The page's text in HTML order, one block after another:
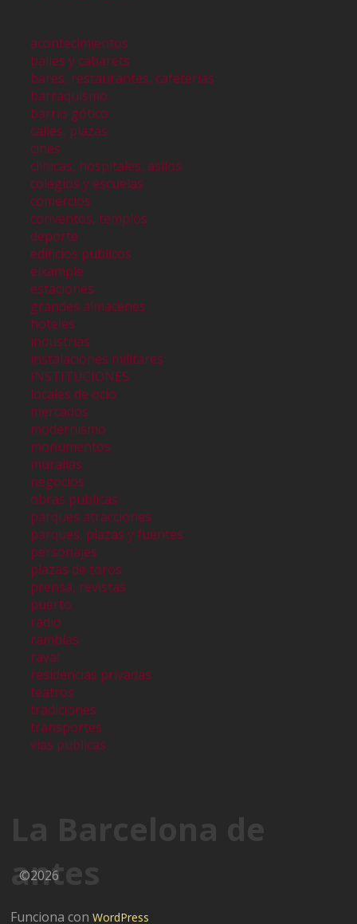
acontecimientos
bailes y cabarets
bares, restaurantes, cafeterías
barraquismo
barrio gótico
calles, plazas
cines
clinicas, hospitales, asilos
colegios y escuelas
comercios
conventos, templos
deporte
edificios publicos
eixample
estaciones
grandes almacenes
hoteles
industrias
instalaciones militares
INSTITUCIONES
locales de ocio
mercados
modernismo
monumentos
murallas
negocios
obras públicas
parques atracciones
parques, plazas y fuentes
personajes
plazas de toros
prensa, revistas
puerto
radio
ramblas
raval
residencias privadas
teatros
tradiciones
transportes
vias publicas
La Barcelona de
antes
©2026
Funciona conWordPress